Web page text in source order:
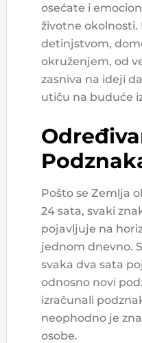
osećate i
životne okolnosti.
detinjstvom,
okruženjem, od
zasniva na ideji
utiču na buduće
Pošto se Zemlja
24 sata, svaki
pojavljuje na
jednom dnevno.
svaka dva sata
odnosno novi
izračunali
neophodno je
osobe.